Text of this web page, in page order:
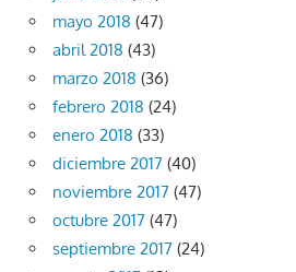
mayo 2018 (47)
abril 2018 (43)
marzo 2018 (36)
febrero 2018 (24)
enero 2018 (33)
diciembre 2017 (40)
noviembre 2017 (47)
octubre 2017 (47)
septiembre 2017 (24)